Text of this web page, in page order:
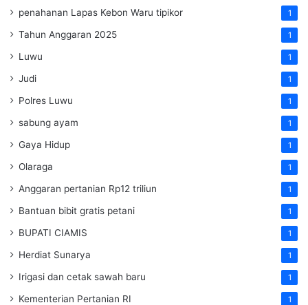
penahanan Lapas Kebon Waru tipikor 1
Tahun Anggaran 2025 1
Luwu 1
Judi 1
Polres Luwu 1
sabung ayam 1
Gaya Hidup 1
Olaraga 1
Anggaran pertanian Rp12 triliun 1
Bantuan bibit gratis petani 1
BUPATI CIAMIS 1
Herdiat Sunarya 1
Irigasi dan cetak sawah baru 1
Kementerian Pertanian RI 1